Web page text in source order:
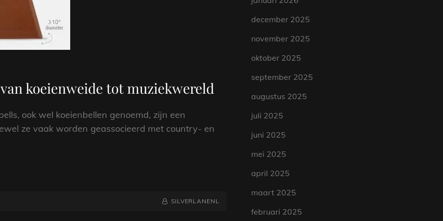
koeienweide tot muziekwereld
ook wel koeienbellen genoemd, zijn een
ze vaak worden geassocieerd met country- en
NAAMREGEL
BYLINE
SILVERLANENL
december 2025
november 2025
oktober 2025
september 2025
augustus 2025
juli 2025
juni 2025
mei 2025
april 2025
maart 2025
februari 2025